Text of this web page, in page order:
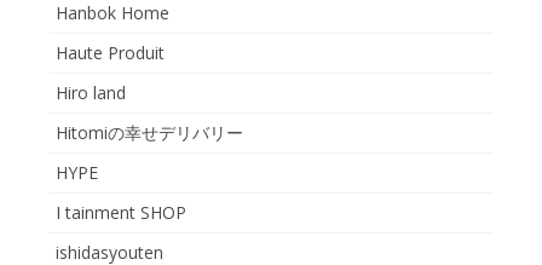
Hanbok Home
Haute Produit
Hiro land
Hitomiの幸せデリバリー
HYPE
I tainment SHOP
ishidasyouten